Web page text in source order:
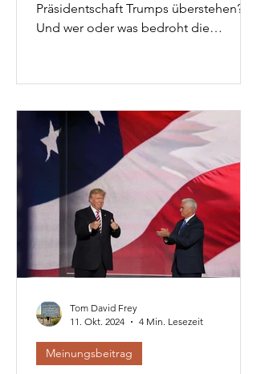
Präsidentschaft Trumps überstehen?
Und wer oder was bedroht die
Meinungsbeitrag
Tom David Frey
11. Okt. 2024
4 Min. Lesezeit